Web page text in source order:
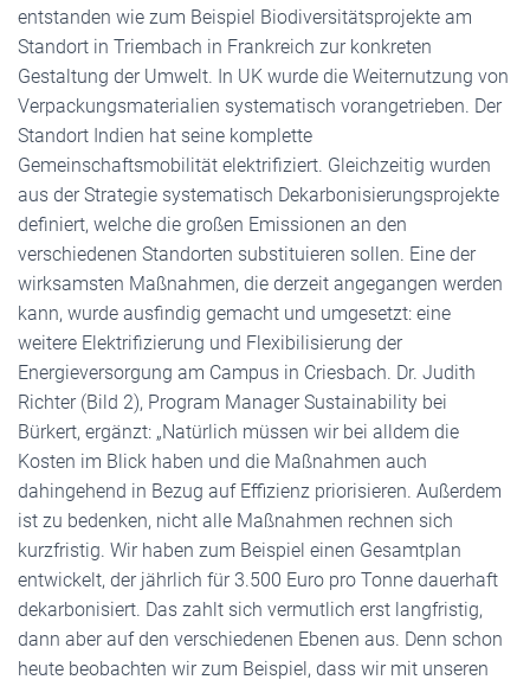
entstanden wie zum Beispiel Biodiversitätsprojekte am
Standort in Triembach in Frankreich zur konkreten
Gestaltung der Umwelt. In UK wurde die Weiternutzung von
Verpackungsmaterialien systematisch vorangetrieben. Der
Standort Indien hat seine komplette
Gemeinschaftsmobilität elektrifiziert. Gleichzeitig wurden
aus der Strategie systematisch Dekarbonisierungsprojekte
definiert, welche die großen Emissionen an den
verschiedenen Standorten substituieren sollen. Eine der
wirksamsten Maßnahmen, die derzeit angegangen werden
kann, wurde ausfindig gemacht und umgesetzt: eine
weitere Elektrifizierung und Flexibilisierung der
Energieversorgung am Campus in Criesbach. Dr. Judith
Richter (Bild 2), Program Manager Sustainability bei
Bürkert, ergänzt: „Natürlich müssen wir bei alldem die
Kosten im Blick haben und die Maßnahmen auch
dahingehend in Bezug auf Effizienz priorisieren. Außerdem
ist zu bedenken, nicht alle Maßnahmen rechnen sich
kurzfristig. Wir haben zum Beispiel einen Gesamtplan
entwickelt, der jährlich für 3.500 Euro pro Tonne dauerhaft
dekarbonisiert. Das zahlt sich vermutlich erst langfristig,
dann aber auf den verschiedenen Ebenen aus. Denn schon
heute beobachten wir zum Beispiel, dass wir mit unseren